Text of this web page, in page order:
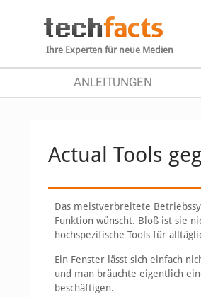
Ihre Experten für neue Medien
ANLEITUNGEN
Actual Tools
Das meistverbreitete
Funktion wünscht. Bloß ist sie
hochspezifische Tools für
Ein Fenster lässt sich einfach
und man bräuchte eigentlich
beschäftigen.